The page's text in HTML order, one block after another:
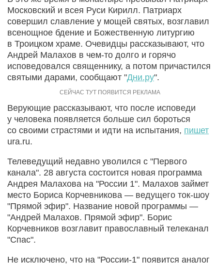
Московский и всея Руси Кирилл. Патриарх
совершил славление у мощей святых, возглавил
всенощное бдение и Божественную литургию
в Троицком храме. Очевидцы рассказывают, что
Андрей Малахов в чем-то долго и горячо
исповедовался священнику, а потом причастился
святыми дарами, сообщают "Дни.ру".
Верующие рассказывают, что после исповеди
у человека появляется больше сил бороться
со своими страстями и идти на испытания, пишет
ura.ru.
Телеведущий недавно уволился с "Первого
канала". 28 августа состоится новая программа
Андрея Малахова на "России 1". Малахов займет
место Бориса Корчевникова — ведущего ток-шоу
"Прямой эфир". Название новой программы —
"Андрей Малахов. Прямой эфир". Борис
Корчевников возглавит православный телеканал
"Спас".
Не исключено, что на "России-1" появится аналог